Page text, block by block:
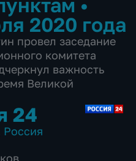
2020 года
провел заседание
комитета
важность
Великой
24
Россия